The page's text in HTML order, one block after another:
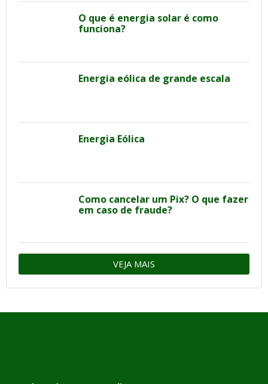
O que é energia solar é como
funciona?
Energia eólica de grande escala
Energia Eólica
Como cancelar um Pix? O que fazer
em caso de fraude?
VEJA MAIS